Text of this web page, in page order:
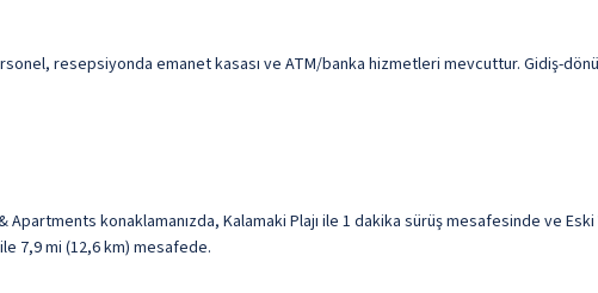
resepsiyonda emanet kasası ve ATM/banka hizmetleri mevcuttur. Gidiş-
konaklamanızda, Kalamaki Plajı ile 1 dakika sürüş mesafesinde ve
7,9 mi (12,6 km) mesafede.